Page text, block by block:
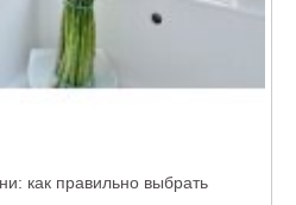
как правильно выбрать